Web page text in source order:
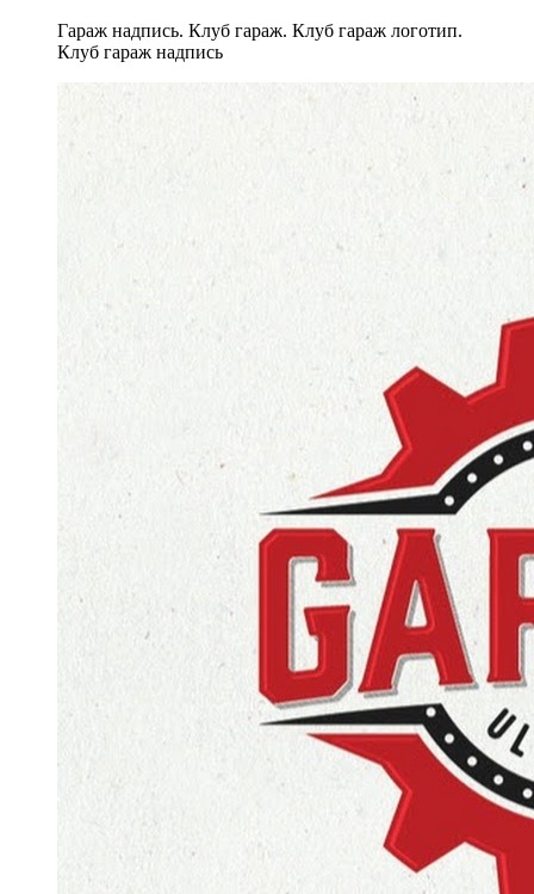
Гараж надпись. Клуб гараж. Клуб гараж логотип.
Клуб гараж надпись